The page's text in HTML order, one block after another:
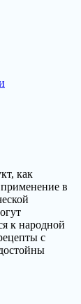
как
в
к народной
с